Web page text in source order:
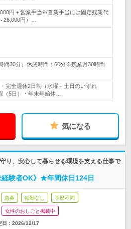
円＋営業手当※営業手当には固定残業代
26,000円）…
間30分）休憩時間：60分※残業月30時間
完全週休2日制（水曜＋土日のいずれ
（5日）・年末年始休…
気になる
り、安心して暮らせる環境を支える仕事で
経験者OK》★年間休日124日
急募 転勤なし 学歴不問
女性のおしごと掲載中
： 2026/12/17